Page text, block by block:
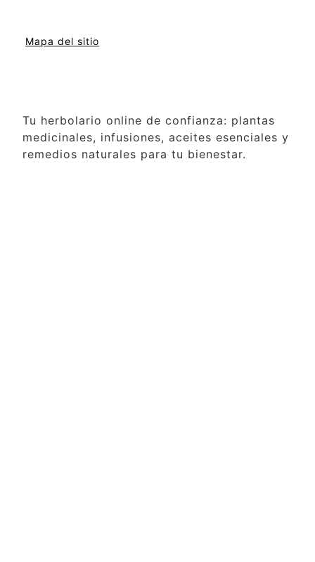
Mapa del sitio
Tu herbolario online de confianza: plantas
medicinales, infusiones, aceites esenciales y
remedios naturales para tu bienestar.